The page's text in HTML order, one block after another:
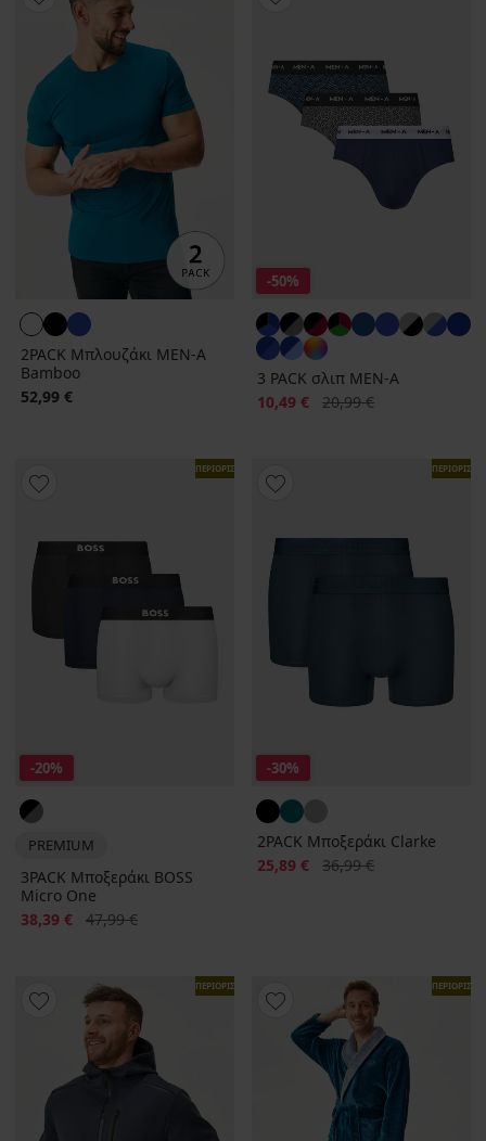
2PACK Μπλουζάκι MEN-A
Bamboo
52,99 €
-50%
3 PACK σλιπ MEN-A
Έκπτωση
10,49 € Αρχική τιμή
20,99 €
ΠΕΡΙΟΡΙΣΜΕΝΑ
-20%
PREMIUM
3PACK Μποξεράκι BOSS
Micro One
Έκπτωση
38,39 € Αρχική τιμή
47,99 €
-30%
2PACK Μποξεράκι Clarke
Έκπτωση
25,89 € Αρχική τιμή
36,99 €
ΠΕΡΙΟΡΙΣΜΕΝΑ